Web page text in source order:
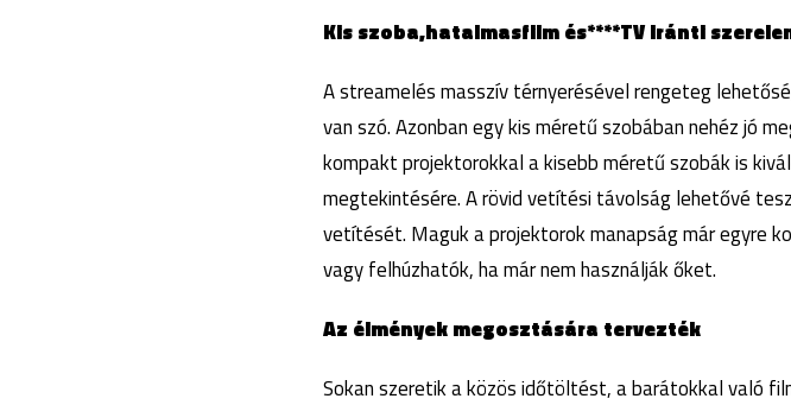
Kis szoba,hatalmasfilm és****TV iránti
A streamelés masszív térnyerésével rengeteg
van szó. Azonban egy kis méretű szobában nehéz jó
kompakt projektorokkal a kisebb méretű szobák is
megtekintésére. A rövid vetítési távolság lehetővé
vetítését. Maguk a projektorok manapság már egyre
vagy felhúzhatók, ha már nem használják őket.
Az élmények megosztására tervezték
Sokan szeretik a közös időtöltést, a barátokkal való